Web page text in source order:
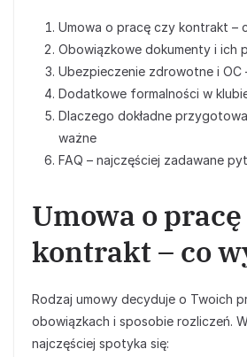
Umowa o pracę czy kontrakt –
Obowiązkowe dokumenty i ich
Ubezpieczenie zdrowotne i OC
Dodatkowe formalności w
Dlaczego dokładne
ważne
FAQ – najczęściej zadawane
Umowa o
kontrakt – co
Rodzaj umowy decyduje o Twoich
obowiązkach i sposobie rozliczeń.
najczęściej spotyka się: